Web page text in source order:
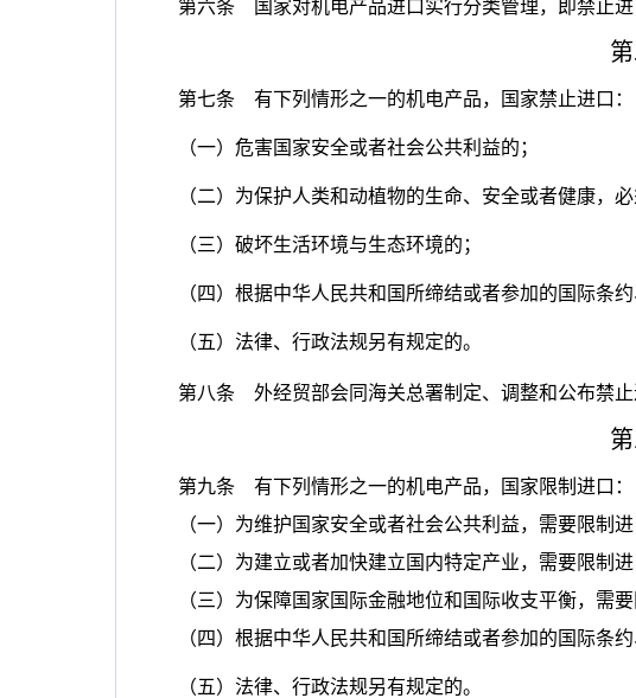
第六条 国家对机电产品进口实行分类管理，即禁止进
第七条 有下列情形之一的机电产品，国家禁止进
（一）危害国家安全或者社会公共利益的；
（二）为保护人类和动植物的生命、安全或者健康
（三）破坏生活环境与生态环境的；
（四）根据中华人民共和国所缔结或者参加的国际
（五）法律、行政法规另有规定的。
第八条 外经贸部会同海关总署制定、调整和公布禁止
第九条 有下列情形之一的机电产品，国家限制进口：
（一）为维护国家安全或者社会公共利益，需要限制进
（二）为建立或者加快建立国内特定产业，需要限制进
（三）为保障国家国际金融地位和国际收支平衡，需要
（四）根据中华人民共和国所缔结或者参加的国际条
（五）法律、行政法规另有规定的。